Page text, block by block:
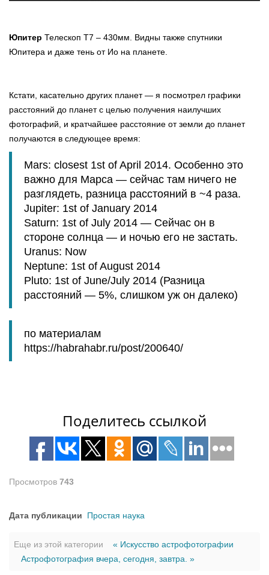
Юпитер Телескоп Т7 – 430мм. Видны также спутники
Юпитера и даже тень от Ио на планете.
Кстати, касательно других планет — я посмотрел графики
расстояний до планет с целью получения наилучших
фотографий, и кратчайшее расстояние от земли до планет
получаются в следующее время:
Mars: closest 1st of April 2014. Особенно это
важно для Марса — сейчас там ничего не
разглядеть, разница расстояний в ~4 раза.
Jupiter: 1st of January 2014
Saturn: 1st of July 2014 — Сейчас он в
стороне солнца — и ночью его не застать.
Uranus: Now
Neptune: 1st of August 2014
Pluto: 1st of June/July 2014 (Разница
расстояний — 5%, слишком уж он далеко)
по материалам
https://habrahabr.ru/post/200640/
Поделитесь ссылкой
Просмотров 743
Дата публикации Простая наука
Еще из этой категории
« Искусство астрофотографии
Астрофотография вчера, сегодня, завтра. »